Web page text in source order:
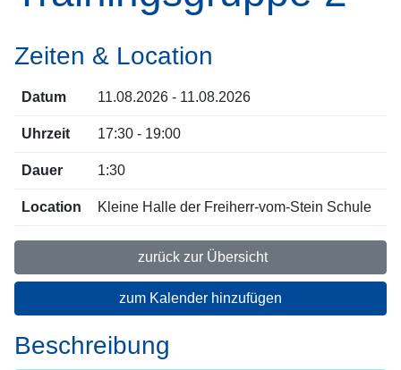
Zeiten & Location
Datum 11.08.2026 - 11.08.2026
Uhrzeit 17:30 - 19:00
Dauer 1:30
Location Kleine Halle der Freiherr-vom-Stein Schule
zurück zur Übersicht
zum Kalender hinzufügen
Beschreibung